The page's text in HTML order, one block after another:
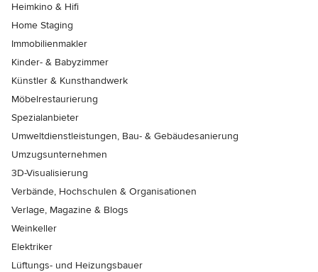
Heimkino & Hifi
Home Staging
Immobilienmakler
Kinder- & Babyzimmer
Künstler & Kunsthandwerk
Möbelrestaurierung
Spezialanbieter
Umweltdienstleistungen, Bau- & Gebäudesanierung
Umzugsunternehmen
3D-Visualisierung
Verbände, Hochschulen & Organisationen
Verlage, Magazine & Blogs
Weinkeller
Elektriker
Lüftungs- und Heizungsbauer